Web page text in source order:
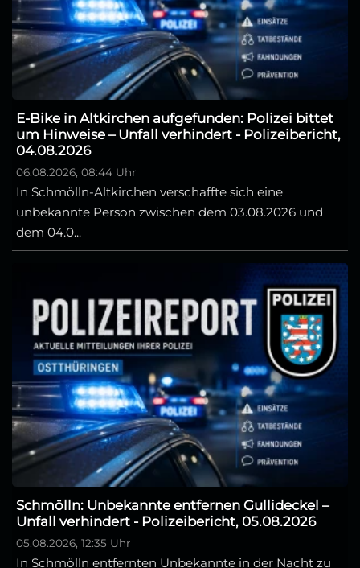
E-Bike in Altkirchen aufgefunden: Polizei bittet
um Hinweise – Unfall verhindert - Polizeibericht,
04.08.2026
06.08.2026, 08:44 Uhr
In Schmölln-Altkirchen verschaffte sich eine
unbekannte Person zwischen dem 03.08.2026 und
dem 04.0...
Schmölln: Unbekannte entfernen Gullideckel –
Unfall verhindert - Polizeibericht, 05.08.2026
05.08.2026, 12:35 Uhr
In Schmölln entfernten Unbekannte in der Nacht zu